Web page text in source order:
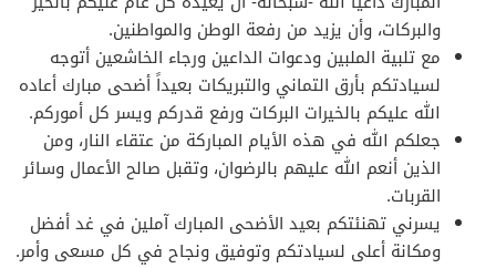
والبركات، وأن يزيد من رفعة الوطن والمواطنين.
مع تلبية الملبين ودعوات الداعين ورجاء الخاشعين أتوجه
لسيادتكم بأرق التماني والتبريكات بعيداً أضحى مبارك أعاده
الله عليكم بالخيرات البركات ورفع قدركم ويسر كل أموركم.
جعلكم الله في هذه الأيام المباركة من عتقاء النار، ومن
الذين أنعم الله عليهم بالرضوان، وتقبل صالح الأعمال وسائر
القربات.
يسرني تهنئتكم بعيد الأضحى المبارك آملين في غد أفضل
ومكانة أعلى لسيادتكم وتوفيق ونجاح في كل مسعى وأمر.